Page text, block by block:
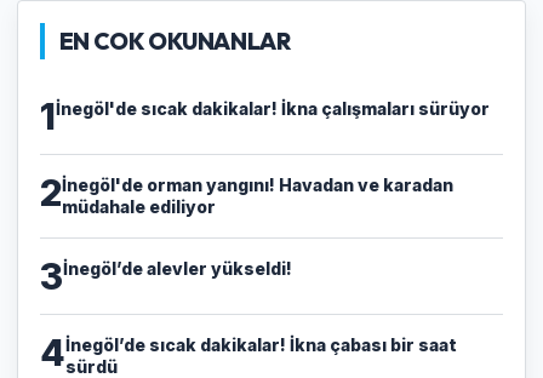
EN COK OKUNANLAR
1İnegöl'de sıcak dakikalar! İkna çalışmaları sürüyor
2İnegöl'de orman yangını! Havadan ve karadan
müdahale ediliyor
3İnegöl’de alevler yükseldi!
4İnegöl’de sıcak dakikalar! İkna çabası bir saat
sürdü